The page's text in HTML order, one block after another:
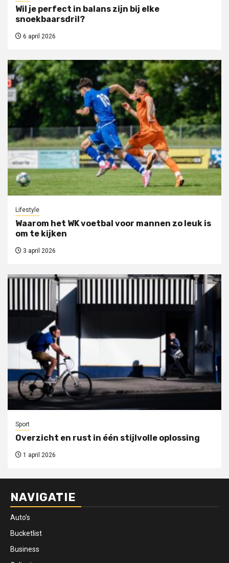
Wil je perfect in balans zijn bij elke
snoekbaarsdril?
6 april 2026
Lifestyle
Waarom het WK voetbal voor mannen zo leuk is
om te kijken
3 april 2026
Sport
Overzicht en rust in één stijlvolle oplossing
1 april 2026
NAVIGATIE
Auto’s
Bucketlist
Business